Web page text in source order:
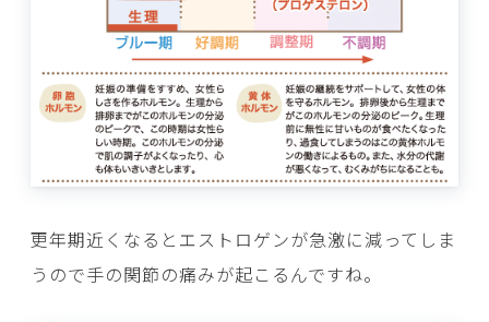
更年期近くなるとエストロゲンが急激に減ってしま
うので手の関節の痛みが起こるんですね。